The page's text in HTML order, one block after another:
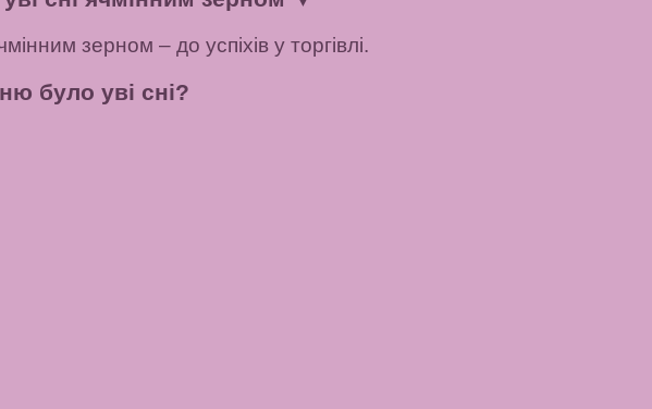
зерном – до успіхів у торгівлі.
було уві сні?